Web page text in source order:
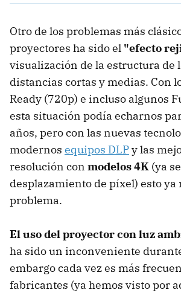
Otro de los problemas más
proyectores ha sido el "efecto
visualización de la estructura de
distancias cortas y medias. Con
Ready (720p) e incluso algunos
esta situación podía echarnos
años, pero con las nuevas
modernos equipos DLPy las
resolución con modelos 4K (ya
desplazamiento de píxel) esto ya
problema.
El uso del proyector con luz
ha sido un inconveniente
embargo cada vez es más
fabricantes (ya hemos visto por